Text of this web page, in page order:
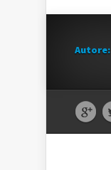
Autore: